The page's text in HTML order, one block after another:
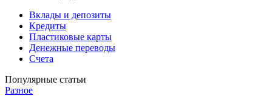
Вклады и депозиты
Кредиты
Пластиковые карты
Денежные переводы
Счета
Популярные статьи
Разное